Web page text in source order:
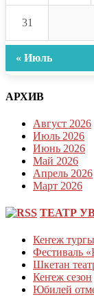
31
« Июль
АРХИВ
Август 2026
Июль 2026
Июнь 2026
Май 2026
Апрель 2026
Март 2026
ТЕАТР
Кеҥеж
Фестиваль
Шкетан
Кеҥеж сезон
Юбилей